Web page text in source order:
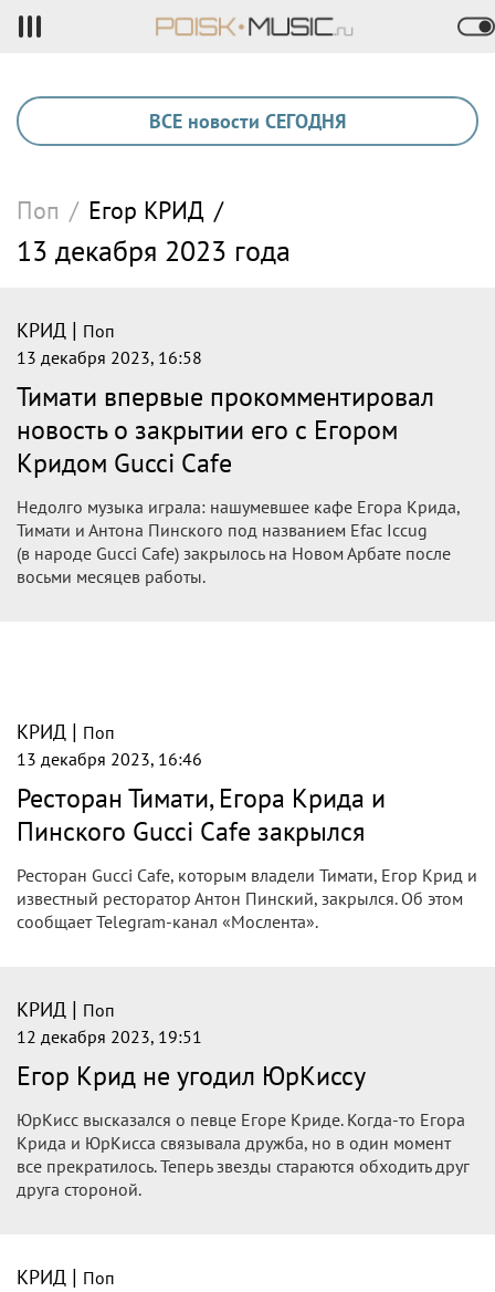
ВСЕ новости СЕГОДНЯ
Поп / Егор КРИД /
13 декабря 2023 года
КРИД | Поп
13 декабря 2023, 16:58
Тимати впервые прокомментировал
новость о закрытии его с Егором
Кридом Gucci Cafe
Недолго музыка играла: нашумевшее кафе Егора Крида,
Тимати и Антона Пинского под названием Efac Iccug
(в народе Gucci Cafe) закрылось на Новом Арбате после
восьми месяцев работы.
КРИД | Поп
13 декабря 2023, 16:46
Ресторан Тимати, Егора Крида и
Пинского Gucci Cafe закрылся
Ресторан Gucci Cafe, которым владели Тимати, Егор Крид и
известный ресторатор Антон Пинский, закрылся. Об этом
сообщает Telegram-канал «Мослента».
КРИД | Поп
12 декабря 2023, 19:51
Егор Крид не угодил ЮрКиссу
ЮрКисс высказался о певце Егоре Криде. Когда-то Егора
Крида и ЮрКисса связывала дружба, но в один момент
все прекратилось. Теперь звезды стараются обходить друг
друга стороной.
КРИД | Поп